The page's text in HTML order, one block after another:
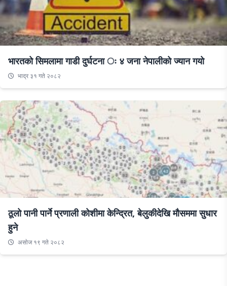
भारतको सिमलामा गाडी दुर्घटना ः ४ जना नेपालीको ज्यान गयो
भाद्र ३१ गते २०८२
ठूलो पानी पार्ने प्रणाली कोशीमा केन्द्रित, बेलुकीदेखि मौसममा सुधार
हुने
असाेज १९ गते २०८२